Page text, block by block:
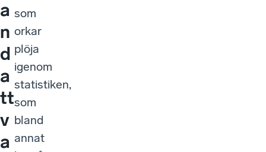
a
n
d
a
tt
v
a
som
orkar
plöja
igenom
statistiken,
som
bland
annat